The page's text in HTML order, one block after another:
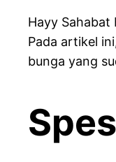
Hayy
Pada artikel
bunga yang